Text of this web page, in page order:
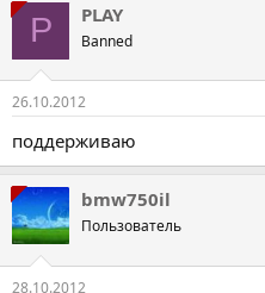
P PLAY
Banned
26.10.2012
поддерживаю
bmw750il
Пользователь
28.10.2012